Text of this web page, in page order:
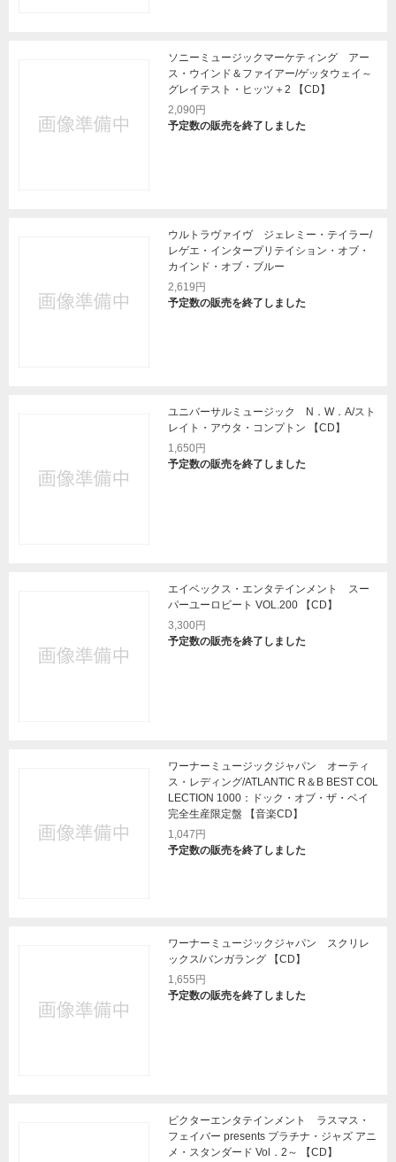
ソニーミュージックマーケティング アー
ス・ウインド＆ファイアー/ゲッタウェイ～
グレイテスト・ヒッツ＋2 【CD】
2,090円
予定数の販売を終了しました
ウルトラヴァイヴ ジェレミー・テイラー/
レゲエ・インタープリテイション・オブ・
カインド・オブ・ブルー
2,619円
予定数の販売を終了しました
ユニバーサルミュージック N．W．A/スト
レイト・アウタ・コンプトン 【CD】
1,650円
予定数の販売を終了しました
エイベックス・エンタテインメント スー
パーユーロビート VOL.200 【CD】
3,300円
予定数の販売を終了しました
ワーナーミュージックジャパン オーティ
ス・レディング/ATLANTIC R＆B BEST COL
LECTION 1000：ドック・オブ・ザ・ベイ
完全生産限定盤 【音楽CD】
1,047円
予定数の販売を終了しました
ワーナーミュージックジャパン スクリレ
ックス/バンガラング 【CD】
1,655円
予定数の販売を終了しました
ビクターエンタテインメント ラスマス・
フェイバー presents プラチナ・ジャズ アニ
メ・スタンダード Vol．2～ 【CD】